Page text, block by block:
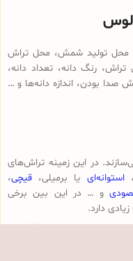
محل تولید شمش، محل تراش
رنگ دانه، تعداد دانه،
بودن، اندازه دانه‌ها و …
در این زمینه تراش‌های
،استوانه‌ای یا برمیلی، قیچی،
و … در این بین برخی
دارد.